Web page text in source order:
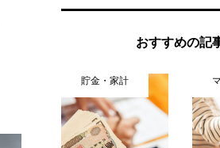
おすすめの記
貯金・家計